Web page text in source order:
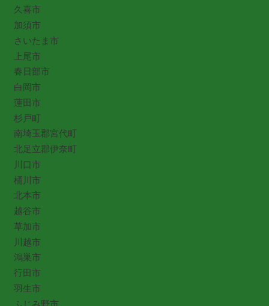
久喜市
加須市
さいたま市
上尾市
春日部市
白岡市
蓮田市
杉戸町
南埼玉郡宮代町
北足立郡伊奈町
川口市
桶川市
北本市
越谷市
草加市
川越市
鴻巣市
行田市
羽生市
ふじみ野市